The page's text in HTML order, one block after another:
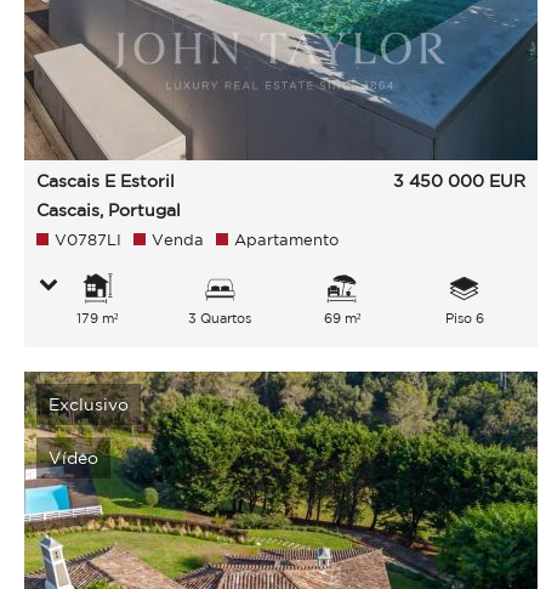
Cascais E Estoril
Cascais, Portugal
3 450 000 EUR
V0787LI Venda Apartamento
179 m² 3 Quartos 69 m² Piso 6
Exclusivo
Vídeo